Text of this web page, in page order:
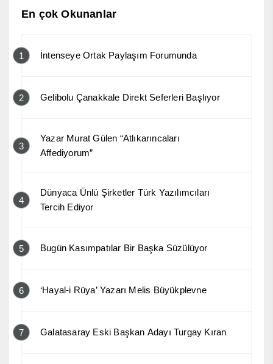
En çok Okunanlar
1 İntenseye Ortak Paylaşım Forumunda
2 Gelibolu Çanakkale Direkt Seferleri Başlıyor
3
Yazar Murat Gülen “Atlıkarıncaları
Affediyorum”
4
Dünyaca Ünlü Şirketler Türk Yazılımcıları
Tercih Ediyor
5 Bugün Kasımpatılar Bir Başka Süzülüyor
6 ‘Hayal-i Rüya’ Yazarı Melis Büyükplevne
7 Galatasaray Eski Başkan Adayı Turgay Kıran